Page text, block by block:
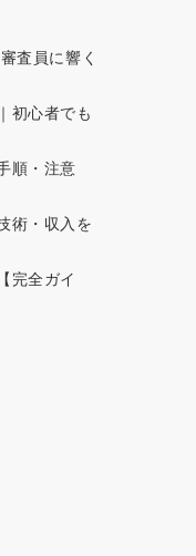
査員に響く
初心者でも
順・注意
術・収入を
完全ガイ